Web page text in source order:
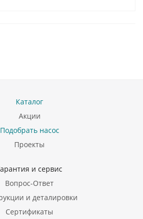
Каталог
Акции
Подобрать насос
Проекты
и сервис
Вопрос-Ответ
и деталировки
Сертификаты